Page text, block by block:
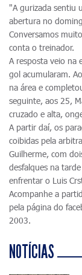
"A gurizada sentiu
abertura no
Conversamos
conta o treinador.
A resposta veio na
gol acumularam.
na área e
seguinte, aos 25,
cruzado e alta,
A partir daí, os
coibidas pela
Guilherme, com
desfalques na
enfrentar o Luis
Acompanhe a
pela página do
2003.
NOTÍCIAS